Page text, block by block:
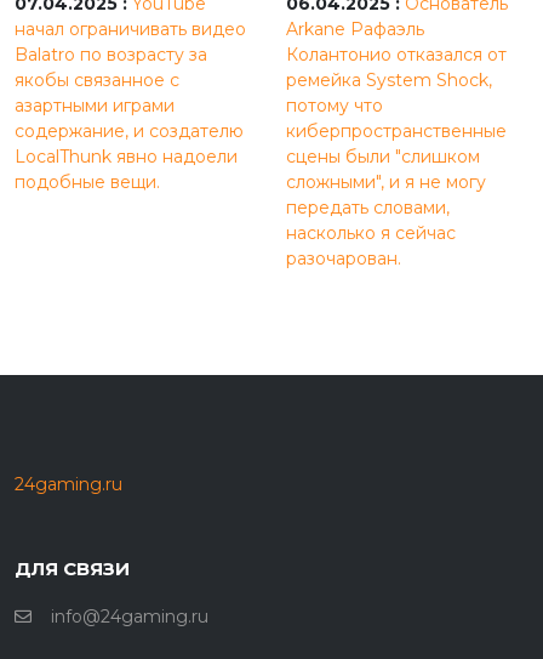
начал ограничивать видео
Balatro по возрасту за
якобы связанное с
азартными играми
содержание, и создателю
LocalThunk явно надоели
подобные вещи.
Arkane Рафаэль
Колантонио отказался от
ремейка System Shock,
потому что
киберпространственные
сцены были "слишком
сложными", и я не могу
передать словами,
насколько я сейчас
разочарован.
24gaming.ru
ДЛЯ СВЯЗИ
info@24gaming.ru